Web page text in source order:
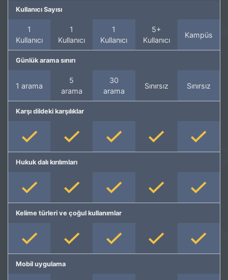
Kullanıcı Sayısı
1
Kullanıcı
1
Kullanıcı
1
Kullanıcı
5+
Kullanıcı
Kampüs
Günlük arama sınırı
1 arama
5
arama
30
arama
Sınırsız Sınırsız
Karşı dildeki karşılıklar
Hukuk dalı kırılımları
Kelime türleri ve çoğul kullanımlar
Mobil uygulama